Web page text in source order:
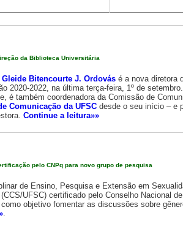
da Biblioteca Universitária
Gleide Bitencourte J. Ordovás é a nova diretora
2020-2022, na última terça-feira, 1º de
é também coordenadora da Comissão de
Comunicação da UFSC desde o seu início – e
Continue a leitura»»
pelo CNPq para novo grupo de pesquisa
de Ensino, Pesquisa e Extensão em
UFSC) certificado pelo Conselho Nacional
objetivo fomentar as discussões sobre
.